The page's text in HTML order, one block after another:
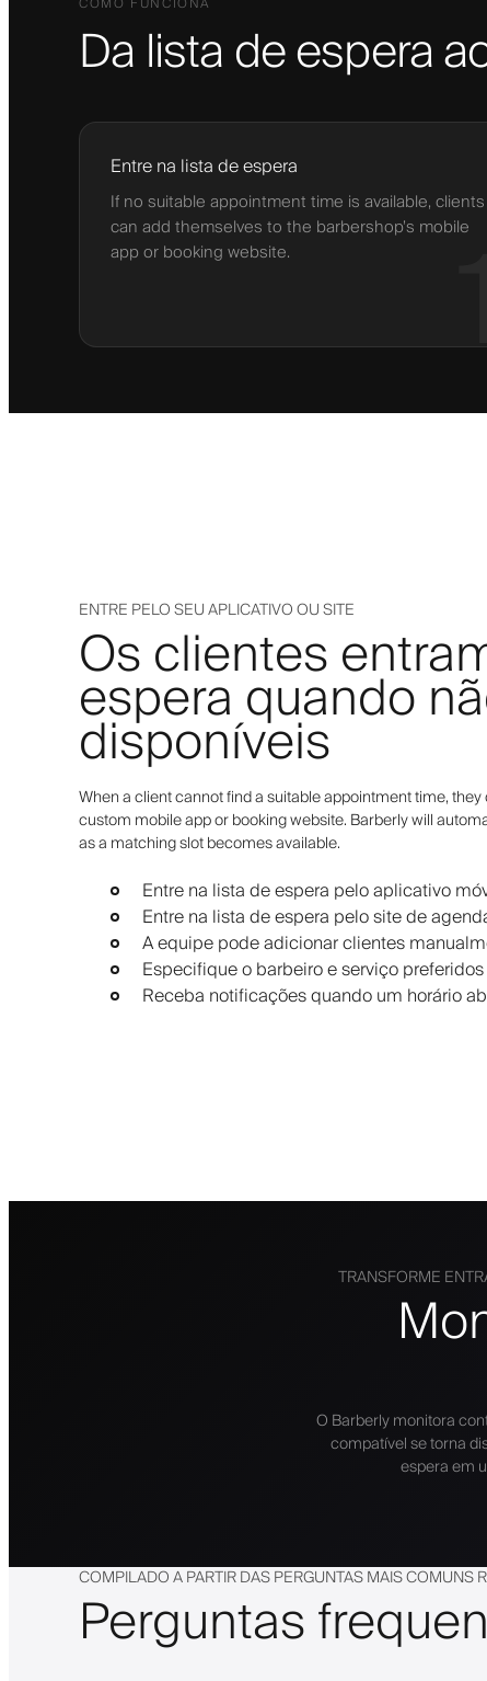
Da lista de espera
Entre na lista de espera
If no suitable appointment time is available, clients
can add themselves to the barbershop’s mobile
app or booking website.
ENTRE PELO SEU APLICATIVO OU SITE
Os clientes
espera quando
disponíveis
When a client cannot find a suitable appointment time,
custom mobile app or booking website. Barberly will
as a matching slot becomes available.
Entre na lista de espera pelo aplicativo
Entre na lista de espera pelo site de
A equipe pode adicionar clientes
Especifique o barbeiro e serviço preferidos
Receba notificações quando um horário
TRANSFORME
O Barberly monitora
compatível se torna
espera em
COMPILADO A PARTIR DAS PERGUNTAS MAIS COMUNS
Perguntas